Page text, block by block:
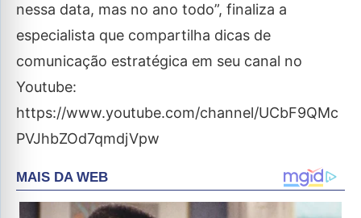
nessa data, mas no ano todo”, finaliza a
especialista que compartilha dicas de
comunicação estratégica em seu canal no
Youtube:
https://www.youtube.com/channel/UCbF9QMc
PVJhbZOd7qmdjVpw